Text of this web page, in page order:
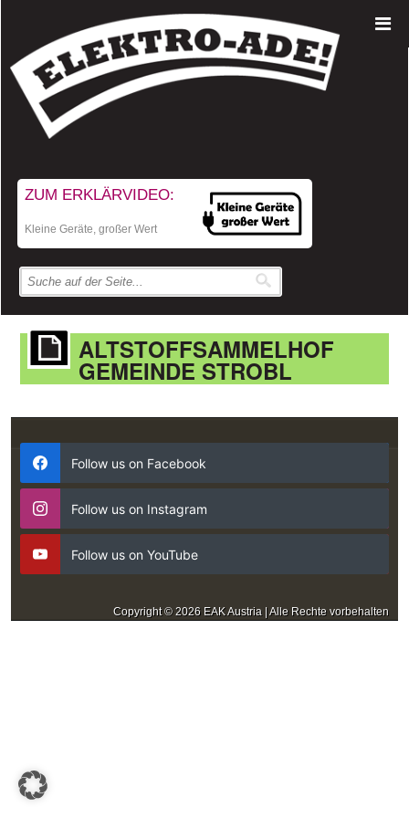
ZUM ERKLÄRVIDEO:
Kleine Geräte, großer Wert
ALTSTOFFSAMMELHOF
GEMEINDE STROBL
Follow us on Facebook
Follow us on Instagram
Follow us on YouTube
Copyright © 2026 EAK Austria | Alle Rechte vorbehalten